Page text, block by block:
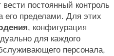
вести постоянный контроль
его пределами. Для этих
, конфигурация
для каждого
персонала,